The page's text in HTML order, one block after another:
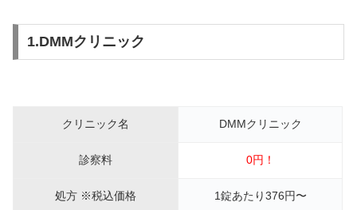
1.DMMクリニック
クリニック名 DMMクリニック
診察料 0円！
処方 ※税込価格 1錠あたり376円〜